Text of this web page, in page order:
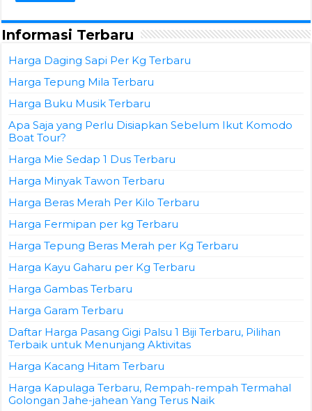
Informasi Terbaru
Harga Daging Sapi Per Kg Terbaru
Harga Tepung Mila Terbaru
Harga Buku Musik Terbaru
Apa Saja yang Perlu Disiapkan Sebelum Ikut Komodo
Boat Tour?
Harga Mie Sedap 1 Dus Terbaru
Harga Minyak Tawon Terbaru
Harga Beras Merah Per Kilo Terbaru
Harga Fermipan per kg Terbaru
Harga Tepung Beras Merah per Kg Terbaru
Harga Kayu Gaharu per Kg Terbaru
Harga Gambas Terbaru
Harga Garam Terbaru
Daftar Harga Pasang Gigi Palsu 1 Biji Terbaru, Pilihan
Terbaik untuk Menunjang Aktivitas
Harga Kacang Hitam Terbaru
Harga Kapulaga Terbaru, Rempah-rempah Termahal
Golongan Jahe-jahean Yang Terus Naik